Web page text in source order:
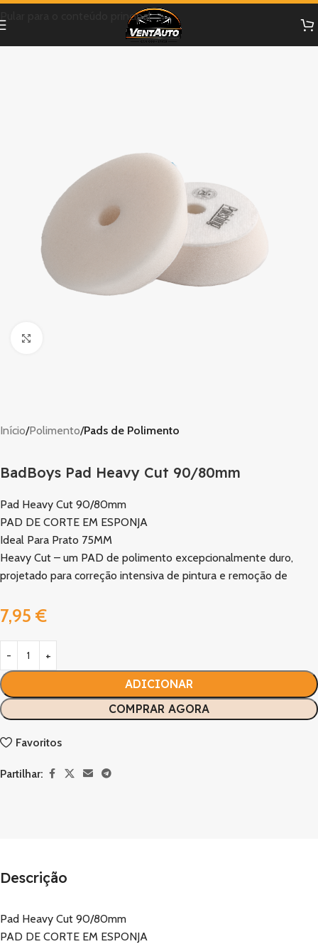
Pular para o conteúdo principal
Início Polimento Pads de Polimento
BadBoys Pad Heavy Cut 90/80mm
Pad Heavy Cut 90/80mm
PAD DE CORTE EM ESPONJA
Ideal Para Prato 75MM
Heavy Cut – um PAD de polimento excepcionalmente duro,
projetado para correção intensiva de pintura e remoção de
7,95 €
ADICIONAR
COMPRAR AGORA
Favoritos
Partilhar:
Descrição
Pad Heavy Cut 90/80mm
PAD DE CORTE EM ESPONJA